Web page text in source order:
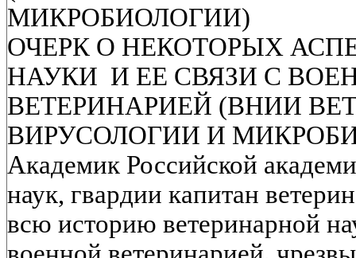
МИКРОБИОЛОГИИ)
ОЧЕРК О НЕКОТОРЫХ
НАУКИ И ЕЕ СВЯЗИ С
ВЕТЕРИНАРИЕЙ (ВНИИ
ВИРУСОЛОГИИ И
Академик Российской
наук, гвардии капитан
всю историю ветеринарной